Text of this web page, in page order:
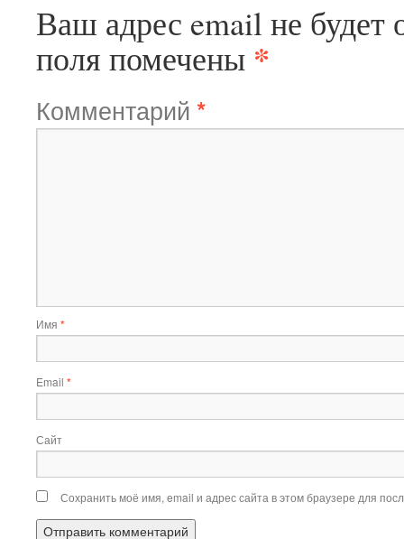
Ваш адрес email не будет
поля помечены *
Комментарий *
Имя *
Email *
Сайт
Сохранить моё имя, email и адрес сайта в этом браузере для